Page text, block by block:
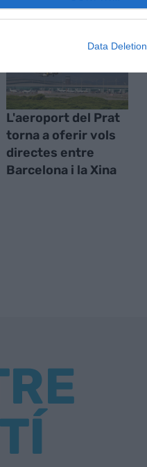
Data Deletion
L'aeroport del Prat
torna a oferir vols
directes entre
Barcelona i la Xina